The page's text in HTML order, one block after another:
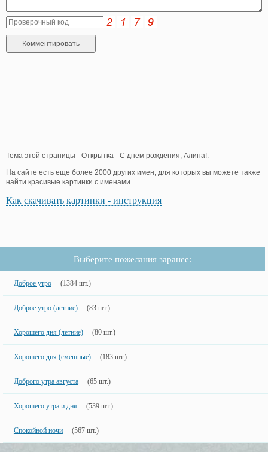
Тема этой страницы - Открытка - С днем рождения, Алина!.
На сайте есть еще более 2000 других имен, для которых вы можете также
найти красивые картинки с именами.
Как скачивать картинки - инструкция
Выберите пожелания заранее:
Доброе утро (1384 шт.)
Доброе утро (летние) (83 шт.)
Хорошего дня (летние) (80 шт.)
Хорошего дня (смешные) (183 шт.)
Доброго утра августа (65 шт.)
Хорошего утра и дня (539 шт.)
Спокойной ночи (567 шт.)